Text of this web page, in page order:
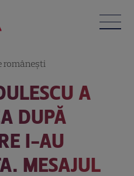
româneşti
A
DUPĂ
I-AU
MESAJUL